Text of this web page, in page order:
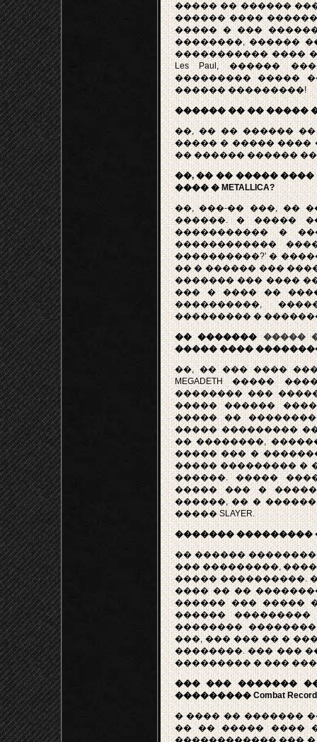
����� �� ������
������ ����
����� � ���
��������, ������
����������� ����
Les Paul, ������
��������� �����
������ ���������!
������ �� �� �����
��, �� �� ������
����� � ����� ����
�� ������ ������
��, �� �� �����
���� � METALLICA?
��, ���-�� ���, ��
������. � �����
����������� �
������������
����������?' �
�� � ������ ���
������� ��� ����
��� � ���� ��
����������,
��������� �
�� ������������
����� ����
��, �� ��� ����
MEGADETH �����
�������� ���
����� ������
����� ��
����� ���������
�� ��������,
����� ��� �
����� ��������� �
������. �����
����� ��� �
������, �� �
����� SLAYER.
������� ���������
�� ������
��� ���������,
����� ����������.
���� �� ��
������ ��� �����
������
��������
���, ��� ��� �� �
��������. ��� ���
��������� � ���
��� ��� �������
��������� Combat
� ���� �� �������
�� �� ����� ����
������������ ���